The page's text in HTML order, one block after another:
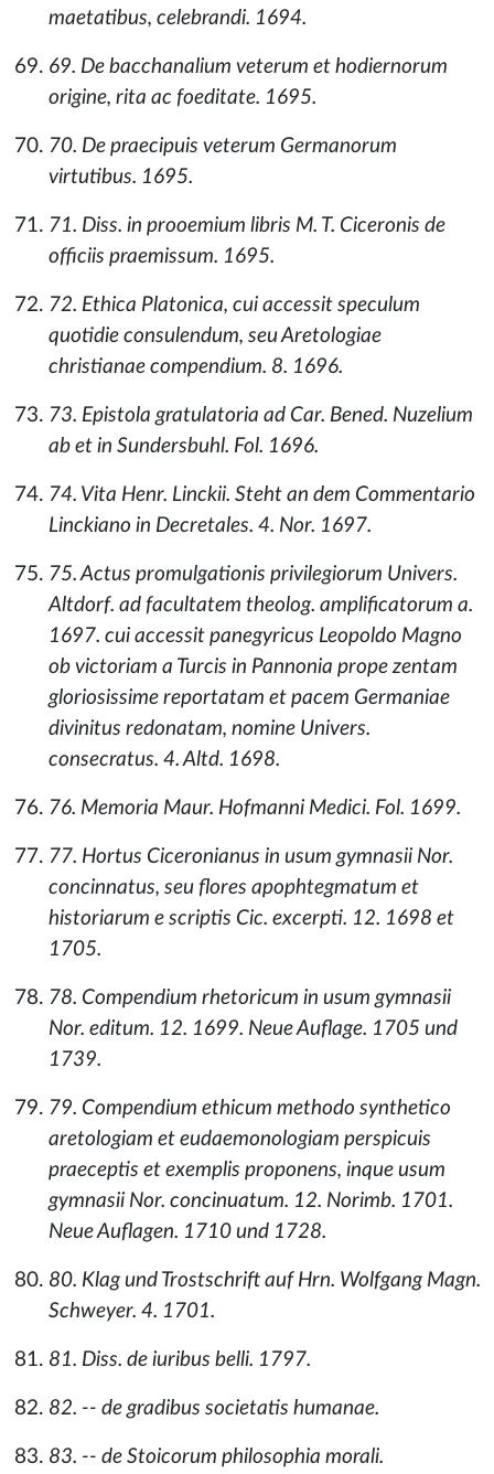
maetatibus, celebrandi. 1694.
69. De bacchanalium veterum et hodiernorum
origine, rita ac foeditate. 1695.
70. De praecipuis veterum Germanorum
virtutibus. 1695.
71. Diss. in prooemium libris M. T. Ciceronis de
officiis praemissum. 1695.
72. Ethica Platonica, cui accessit speculum
quotidie consulendum, seu Aretologiae
christianae compendium. 8. 1696.
73. Epistola gratulatoria ad Car. Bened. Nuzelium
ab et in Sundersbuhl. Fol. 1696.
74. Vita Henr. Linckii. Steht an dem Commentario
Linckiano in Decretales. 4. Nor. 1697.
75. Actus promulgationis privilegiorum Univers.
Altdorf. ad facultatem theolog. amplificatorum a.
1697. cui accessit panegyricus Leopoldo Magno
ob victoriam a Turcis in Pannonia prope zentam
gloriosissime reportatam et pacem Germaniae
divinitus redonatam, nomine Univers.
consecratus. 4. Altd. 1698.
76. Memoria Maur. Hofmanni Medici. Fol. 1699.
77. Hortus Ciceronianus in usum gymnasii Nor.
concinnatus, seu flores apophtegmatum et
historiarum e scriptis Cic. excerpti. 12. 1698 et
1705.
78. Compendium rhetoricum in usum gymnasii
Nor. editum. 12. 1699. Neue Auflage. 1705 und
1739.
79. Compendium ethicum methodo synthetico
aretologiam et eudaemonologiam perspicuis
praeceptis et exemplis proponens, inque usum
gymnasii Nor. concinuatum. 12. Norimb. 1701.
Neue Auflagen. 1710 und 1728.
80. Klag und Trostschrift auf Hrn. Wolfgang Magn.
Schweyer. 4. 1701.
81. Diss. de iuribus belli. 1797.
82. -- de gradibus societatis humanae.
83. -- de Stoicorum philosophia morali.